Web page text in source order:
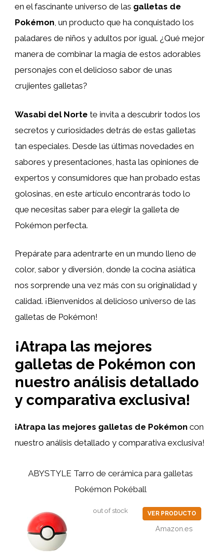
en el fascinante universo de las galletas de
Pokémon, un producto que ha conquistado los
paladares de niños y adultos por igual. ¿Qué mejor
manera de combinar la magia de estos adorables
personajes con el delicioso sabor de unas
crujientes galletas?
Wasabi del Norte te invita a descubrir todos los
secretos y curiosidades detrás de estas galletas
tan especiales. Desde las últimas novedades en
sabores y presentaciones, hasta las opiniones de
expertos y consumidores que han probado estas
golosinas, en este artículo encontrarás todo lo
que necesitas saber para elegir la galleta de
Pokémon perfecta.
Prepárate para adentrarte en un mundo lleno de
color, sabor y diversión, donde la cocina asiática
nos sorprende una vez más con su originalidad y
calidad. ¡Bienvenidos al delicioso universo de las
galletas de Pokémon!
¡Atrapa las mejores
galletas de Pokémon con
nuestro análisis detallado
y comparativa exclusiva!
¡Atrapa las mejores galletas de Pokémon con
nuestro análisis detallado y comparativa exclusiva!
ABYSTYLE Tarro de cerámica para galletas
Pokémon Pokéball
out of stock VER PRODUCTO
Amazon.es